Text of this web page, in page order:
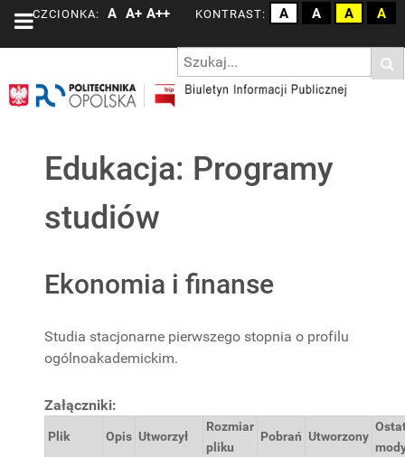
CZCIONKA: A A+ A++ KONTRAST: A A A A
Edukacja: Programy
studiów
Ekonomia i finanse
Studia stacjonarne pierwszego stopnia o profilu
ogólnoakademickim.
Załączniki:
Plik Opis Utworzył
Rozmiar
pliku
Pobrań Utworzony